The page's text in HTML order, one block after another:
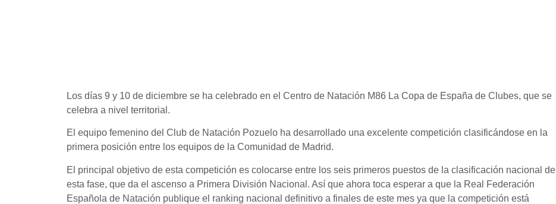
Los días 9 y 10 de diciembre se ha celebrado en el Centro de Natación M86 La Copa de España de Clubes, que se
celebra a nivel territorial.
El equipo femenino del Club de Natación Pozuelo ha desarrollado una excelente competición clasificándose en la
primera posición entre los equipos de la Comunidad de Madrid.
El principal objetivo de esta competición es colocarse entre los seis primeros puestos de la clasificación nacional de
esta fase, que da el ascenso a Primera División Nacional. Así que ahora toca esperar a que la Real Federación
Española de Natación publique el ranking nacional definitivo a finales de este mes ya que la competición está